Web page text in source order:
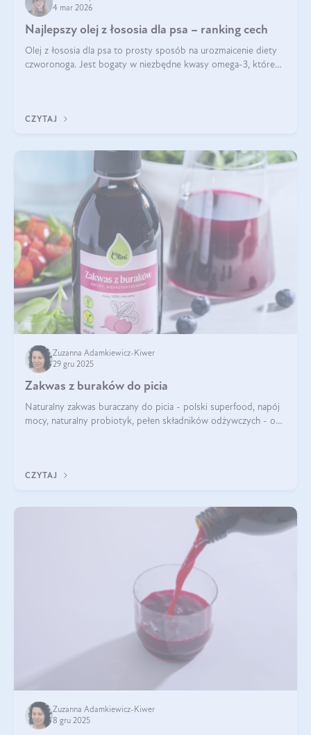
4 mar 2026
Najlepszy olej z łososia dla psa – ranking cech
Olej z łososia dla psa to prosty sposób na urozmaicenie diety
czworonoga. Jest bogaty w niezbędne kwasy omega-3, które
CZYTAJ
Zuzanna Adamkiewicz-Kiwer
29 gru 2025
Zakwas z buraków do picia
Naturalny zakwas buraczany do picia - polski superfood, napój
mocy, naturalny probiotyk, pełen składników odżywczych - o
CZYTAJ
Zuzanna Adamkiewicz-Kiwer
8 gru 2025